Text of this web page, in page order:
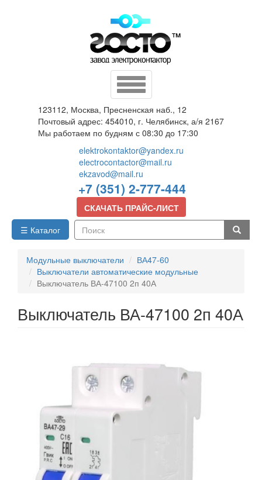
Toggle
navigation
123112, Москва, Пресненская наб., 12
Почтовый адрес: 454010, г. Челябинск, а/я 2167
Мы работаем по будням с 08:30 до 17:30
elektrokontaktor@yandex.ru
electrocontactor@mail.ru
ekzavod@mail.ru
+7 (351) 2-777-444
СКАЧАТЬ ПРАЙС-ЛИСТ
☰ Каталог
Модульные выключатели
ВА47-60
Выключатели автоматические модульные
Выключатель ВА-47100 2п 40А
Выключатель ВА-47100 2п 40А